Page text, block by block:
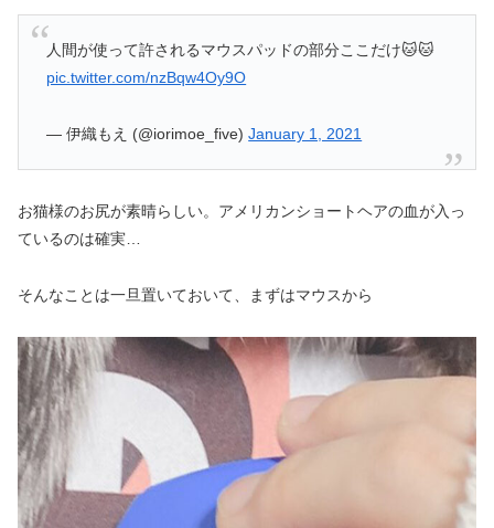
人間が使って許されるマウスパッドの部分ここだけ🐱🐱
pic.twitter.com/nzBqw4Oy9O
— 伊織もえ (@iorimoe_five)January 1, 2021
お猫様のお尻が素晴らしい。アメリカンショートヘアの血が入っ
ているのは確実…
そんなことは一旦置いておいて、まずはマウスから